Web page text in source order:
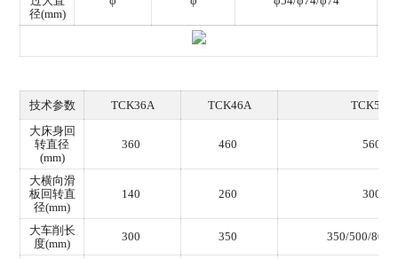
径(mm)
技术参数 TCK36A TCK46A
TCK50A
大床身回
转直径
(mm)
360 460 560
大横向滑
板回转直
径(mm)
140 260 300
大车削长
度(mm)
300 350 350/500/800/